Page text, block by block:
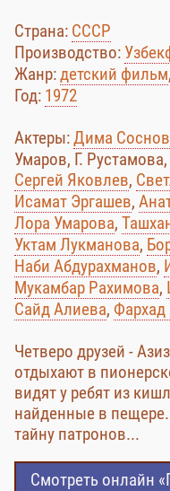
Страна: СССР
Производство:
Жанр:детский фильм,
Год: 1972
Актеры:Дима
Умаров, Г.
Сергей Яковлев,
Исамат Эргашев,
Лора Умарова,
Уктам Лукманова,
Наби Абдурахманов,
Мукамбар Рахимова,
Сайд Алиева, Фархад
Четверо друзей -
отдыхают в
видят у ребят из
найденные в
тайну патронов...
Смотреть онлайн